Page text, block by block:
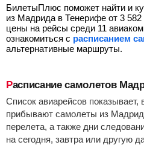
БилетыПлюс поможет найти и
из Мадрида в Тенерифе от 3 582
цены на рейсы среди 11
ознакомиться с расписанием
альтернативные маршруты.
Расписание самолетов
Список авиарейсов показывает,
прибывают самолеты из
перелета, а также дни
на сегодня, завтра или другую